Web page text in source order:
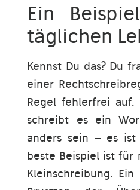
Ein
täglichen
Kennst Du das? Du
einer
Regel fehlerfrei auf.
schreibt es ein
anders sein – es
beste Beispiel ist für
Kleinschreibung.